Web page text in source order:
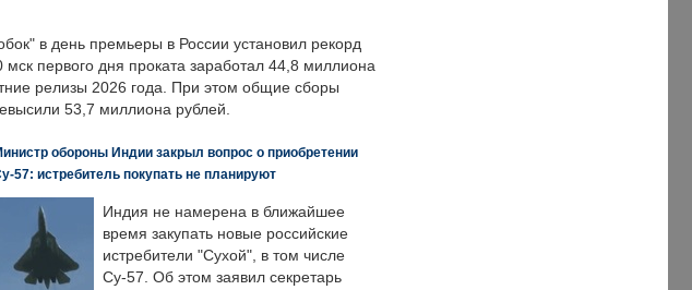
в день премьеры в России установил рекорд
первого дня проката заработал 44,8 миллиона
релизы 2026 года. При этом общие сборы
53,7 миллиона рублей.
обороны Индии закрыл вопрос о приобретении
57: истребитель покупать не планируют
Индия не намерена в ближайшее
время закупать новые российские
истребители "Сухой", в том числе
Су-57. Об этом заявил секретарь